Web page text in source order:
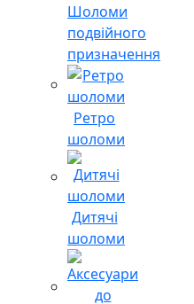
Шоломи
подвійного
призначення
Ретро
шоломи
Дитячі
шоломи